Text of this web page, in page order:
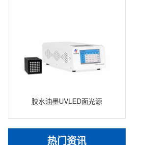
胶水油墨UVLED面光源
100x100 瞬间固化面光源UV
固
热门资讯